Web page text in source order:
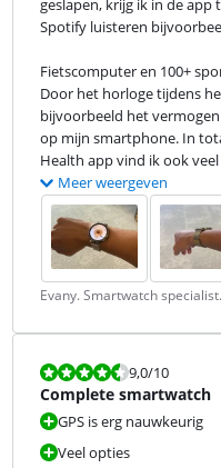
geslapen, krijg ik in de
Spotify luisteren
Fietscomputer en 100+
Door het horloge tijdens
bijvoorbeeld het
op mijn smartphone. In
Health app vind ik ook
Meer weergeven
Beoordeling door:
Evany. Smartwatch specialist.
Datum:
Beoordeling is 9,0 van de 10.
9,0/10
Complete smartwatch
GPS is erg nauwkeurig
Veel opties